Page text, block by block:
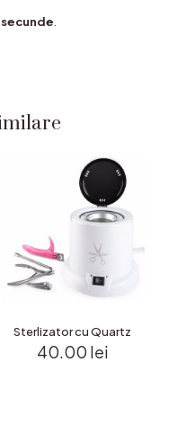
.
Sterlizator cu Quartz
40.00 lei